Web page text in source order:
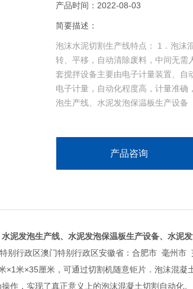
产品时间：2022-08-03
简要描述：
泡沫水泥切割生产线特点： 1．泡沫
转、平移，自动清除废料，中间无需
套搅拌设备主要由电子计量装置、自
电子计量，自动化程度高，计量准
泡生产线、水泥发泡保温板生产设备
产品咨询
泥发泡生产线、水泥发泡保温板生产设备、水泥
别行政区澳门特别行政区安徽省：合肥市 毫
×1米×35厘米，可通过切割机随意钜片．泡沫混凝
作，实现了真正意义上的泡沫混凝土切割自动化